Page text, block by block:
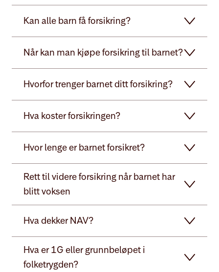
Kan alle barn få forsikring?
Når kan man kjøpe forsikring til barnet?
Hvorfor trenger barnet ditt forsikring?
Hva koster forsikringen?
Hvor lenge er barnet forsikret?
Rett til videre forsikring når barnet har
blitt voksen
Hva dekker NAV?
Hva er 1G eller grunnbeløpet i
folketrygden?